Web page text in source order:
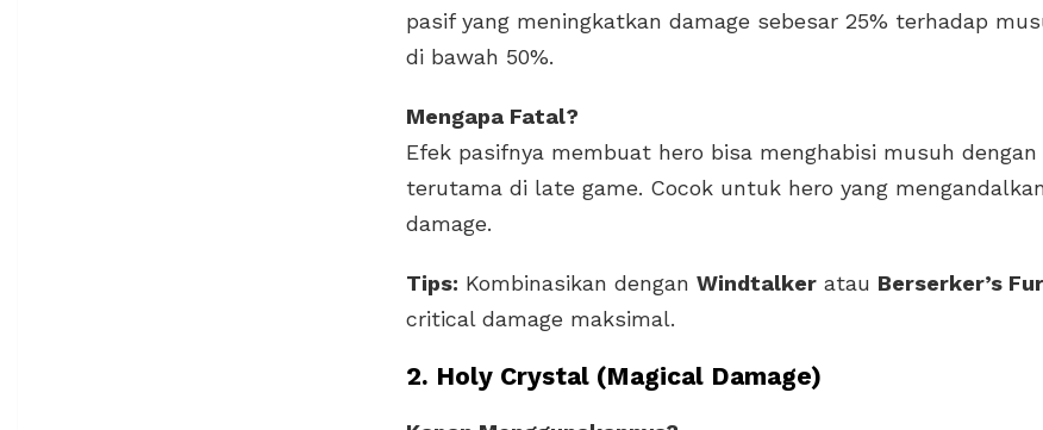
pasif yang meningkatkan damage sebesar 25% terhadap
di bawah 50%.
Mengapa Fatal?
Efek pasifnya membuat hero bisa menghabisi musuh
terutama di late game. Cocok untuk hero yang
damage.
Tips: Kombinasikan dengan Windtalker atau Berserker’s
critical damage maksimal.
2. Holy Crystal (Magical Damage)